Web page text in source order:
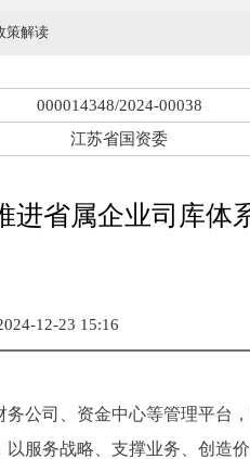
策解读
000014348/2024-00038
江苏省国资委
进省属企业司库
12-23 15:16
务公司、资金中心等管理平台
服务战略、支撑业务、创造